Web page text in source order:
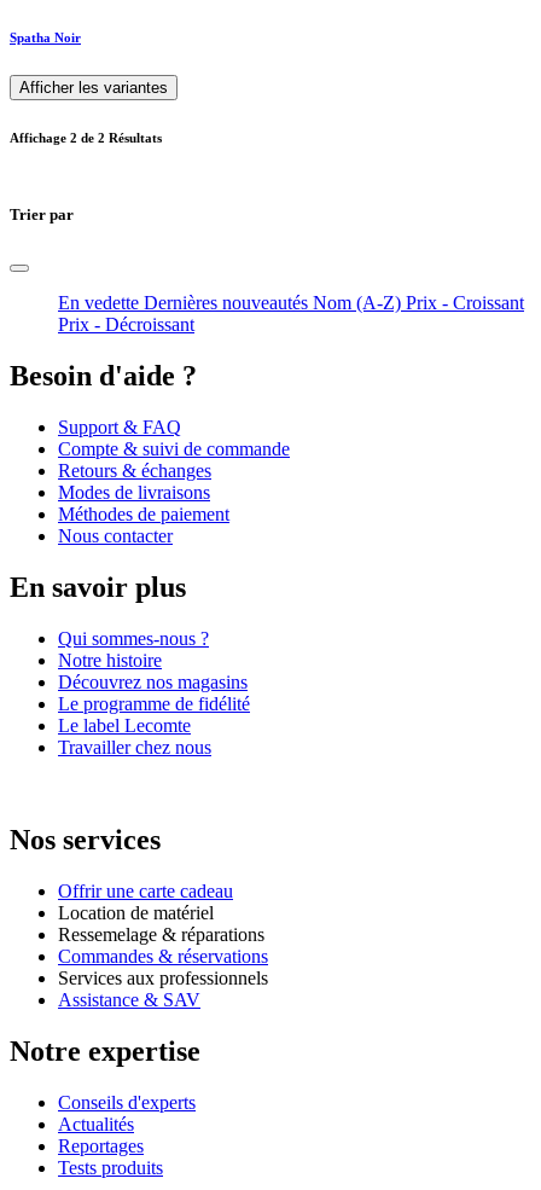
Spatha Noir
Afficher les variantes
Affichage 2 de 2 Résultats
Trier par
En vedette Dernières nouveautés Nom (A-Z) Prix - Croissant
Prix - Décroissant
Besoin d'aide ?
Support & FAQ
Compte & suivi de commande
Retours & échanges
Modes de livraisons
Méthodes de paiement
Nous contacter
En savoir plus
Qui sommes-nous ?
Notre histoire
Découvrez nos magasins
Le programme de fidélité
Le label Lecomte
Travailler chez nous
Nos services
Offrir une carte cadeau
Location de matériel
Ressemelage & réparations
Commandes & réservations
Services aux professionnels
Assistance & SAV
Notre expertise
Conseils d'experts
Actualités
Reportages
Tests produits